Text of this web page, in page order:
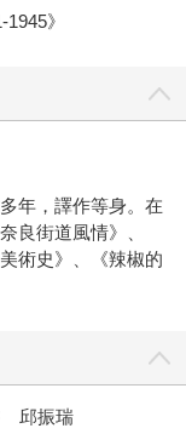
》
年，譯作等身。在
良街道風情》、
術史》、《辣椒的
邱振瑞